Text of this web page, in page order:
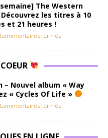
The Western
les titres à 10
et 21 heures !
Commentaires fermés
– Nouvel album « Way
« Cycles Of Life »
Commentaires fermés